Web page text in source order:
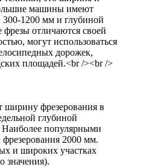
машины имеют
1200 мм и глубиной
отличаются своей
могут использоваться
дорожек,
площадей.<br /><br />
ширину фрезерования в
глубиной
Наиболее популярными
2000 мм.
и широких участках
значения).